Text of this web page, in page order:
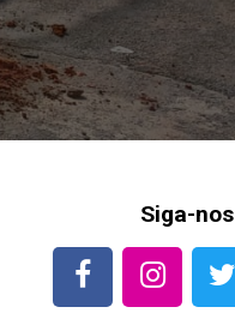
Siga-nos